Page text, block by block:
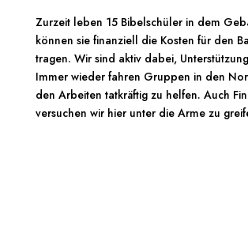
Zurzeit leben 15 Bibelschüler in dem
können sie finanziell die Kosten für den
tragen. Wir sind aktiv dabei,
Immer wieder fahren Gruppen in den
den Arbeiten tatkräftig zu helfen. Auch
versuchen wir hier unter die Arme zu